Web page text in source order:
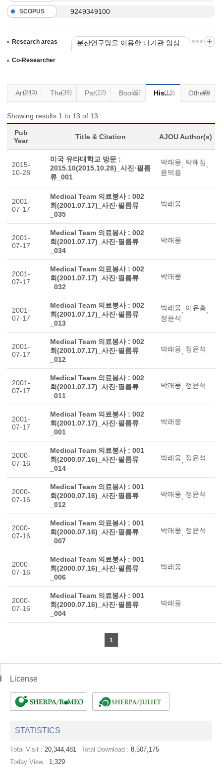
SCOPUS 9249349100
Research areas
분산연구망을 이용한 다기관 임상
Co-Researcher
Articles
(243) Thesis
(39) Patents
(22) Books
(0) Historical Materials
(13) Others
(0)
Showing results 1 to 13 of 13
Pub
Year
Title & Citation AJOU Author(s)
2015-
10-28
미국 유타대학교 방문 :
2015.10(2015.10.28)_사진·필름
류_001
박래웅, 박해심,
윤덕용
2001-
07-17
Medical Team 의료봉사 : 002
회(2001.07.17)_사진·필름류
_035
박래웅
2001-
07-17
Medical Team 의료봉사 : 002
회(2001.07.17)_사진·필름류
_034
박래웅
2001-
07-17
Medical Team 의료봉사 : 002
회(2001.07.17)_사진·필름류
_032
박래웅
2001-
07-17
Medical Team 의료봉사 : 002
회(2001.07.17)_사진·필름류
_013
박래웅, 이유홍,
정윤석
2001-
07-17
Medical Team 의료봉사 : 002
회(2001.07.17)_사진·필름류
_012
박래웅, 정윤석
2001-
07-17
Medical Team 의료봉사 : 002
회(2001.07.17)_사진·필름류
_011
박래웅, 정윤석
2001-
07-17
Medical Team 의료봉사 : 002
회(2001.07.17)_사진·필름류
_001
박래웅
2000-
07-16
Medical Team 의료봉사 : 001
회(2000.07.16)_사진·필름류
_014
박래웅, 정윤석
2000-
07-16
Medical Team 의료봉사 : 001
회(2000.07.16)_사진·필름류
_012
박래웅, 정윤석
2000-
07-16
Medical Team 의료봉사 : 001
회(2000.07.16)_사진·필름류
_007
박래웅, 정윤석
2000-
07-16
Medical Team 의료봉사 : 001
회(2000.07.16)_사진·필름류
_006
박래웅
2000-
07-16
Medical Team 의료봉사 : 001
회(2000.07.16)_사진·필름류
_004
박래웅
1
License
STATISTICS
Total Visit : 20,344,481 Total Download : 8,507,175
Today View : 1,329